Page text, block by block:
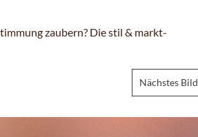
zaubern? Die stil & markt-
Nächstes Bild